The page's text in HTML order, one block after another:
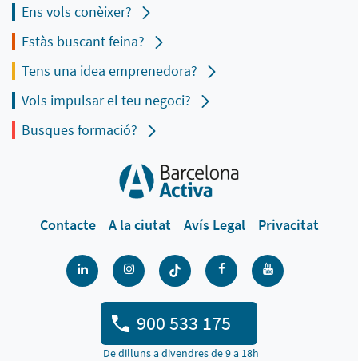
Ens vols conèixer?
Estàs buscant feina?
Tens una idea emprenedora?
Vols impulsar el teu negoci?
Busques formació?
Contacte A la ciutat Avís Legal Privacitat
900 533 175
De dilluns a divendres de 9 a 18h